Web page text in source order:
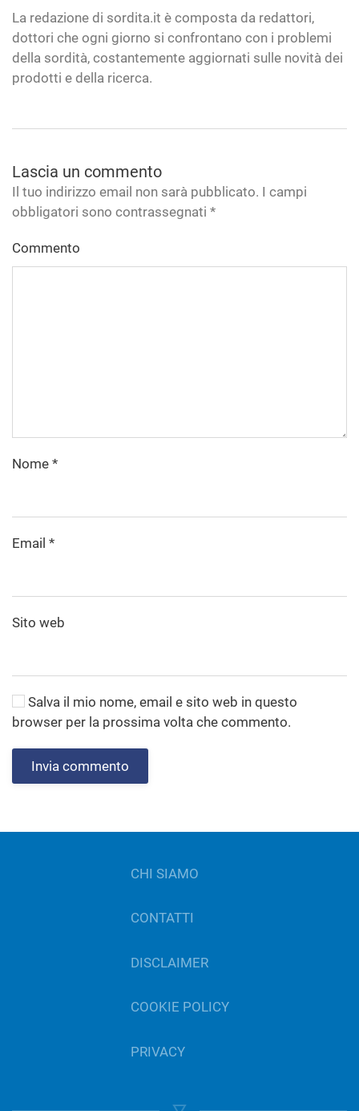
La redazione di sordita.it è composta da redattori,
dottori che ogni giorno si confrontano con i problemi
della sordità, costantemente aggiornati sulle novità dei
prodotti e della ricerca.
Lascia un commento
Il tuo indirizzo email non sarà pubblicato. I campi
obbligatori sono contrassegnati *
Commento
Nome *
Email *
Sito web
Salva il mio nome, email e sito web in questo
browser per la prossima volta che commento.
Invia commento
CHI SIAMO
CONTATTI
DISCLAIMER
COOKIE POLICY
PRIVACY